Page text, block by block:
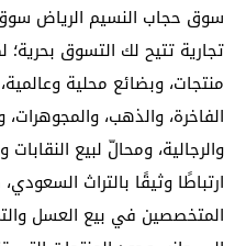
سوق حجاب النسيم الرياض
تجارية تتيح لك التسوق
منتجات، وبضائع محلية
الفاخرة، والذهب،
والرجالية، ومحالّ لبيع
ارتباطًا وثيقًا بالتراث
المتخصصين في بيع العسل